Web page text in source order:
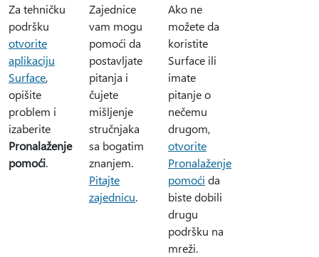
Za tehničku
podršku
otvorite
aplikaciju
Surface,
opišite
problem i
izaberite
Pronalaženje
pomoći.
Zajednice
vam mogu
pomoći da
postavljate
pitanja i
čujete
mišljenje
stručnjaka
sa bogatim
znanjem.
Pitajte
zajednicu.
Ako ne
možete da
koristite
Surface ili
imate
pitanje o
nečemu
drugom,
otvorite
Pronalaženje
pomoći da
biste dobili
drugu
podršku na
mreži.